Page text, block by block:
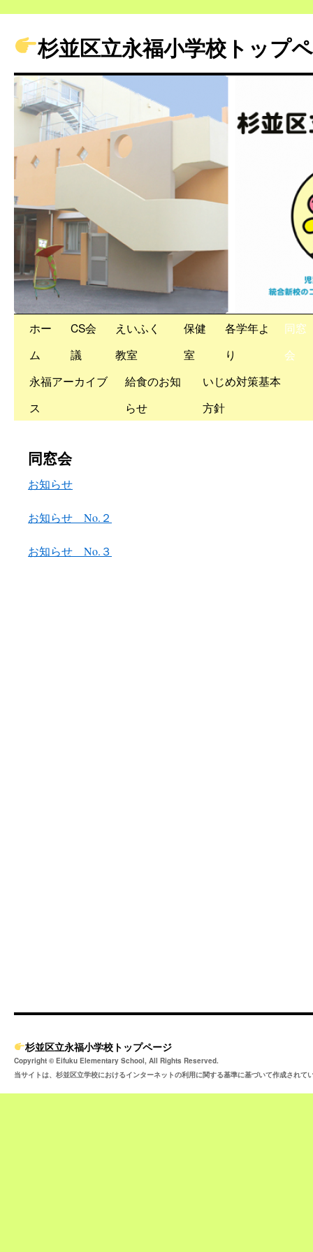
杉並区立永福小学校トップ
Skip
content
ホー
ム
CS会
議
えいふく
教室
保健
室
各学年よ
り
同窓
会
永福アーカイブ
ス
給食のお知
らせ
いじめ対策基本
方針
同窓会
お知らせ
お知らせ No.２
お知らせ No.３
杉並区立永福小学校トップページ
Copyright © Eifuku Elementary School, All Rights Reserved.
当サイトは、杉並区立学校におけるインターネットの利用に関する基準に基づいて作成されて